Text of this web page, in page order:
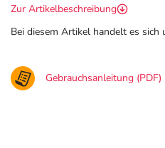
Zur Artikelbeschreibung
Bei diesem Artikel handelt es sich
Gebrauchsanleitung (PDF)